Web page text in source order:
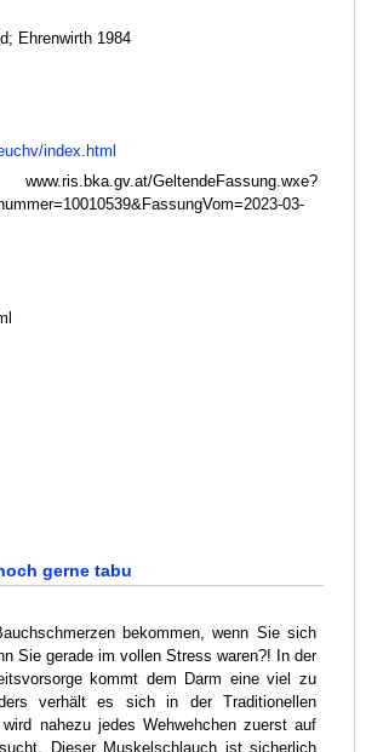
Ehrenwirth 1984
index.html
www.ris.bka.gv.at/GeltendeFassung.wxe?
03-
gerne tabu
bekommen, wenn Sie sich
Sie gerade im vollen Stress waren?! In der
kommt dem Darm eine viel zu
verhält es sich in der Traditionellen
nahezu jedes Wehwehchen zuerst auf
Dieser Muskelschlauch ist sicherlich